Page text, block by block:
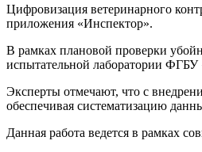
Цифровизация ветеринарного
приложения «Инспектор».
В рамках плановой проверки
испытательной лаборатории
Эксперты отмечают, что с
обеспечивая систематизацию
Данная работа ведется в рамках